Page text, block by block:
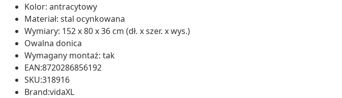
Kolor: antracytowy
Materiał: stal ocynkowana
Wymiary: 152 x 80 x 36 cm (dł. x szer. x wys.)
Owalna donica
Wymagany montaż: tak
EAN:8720286856192
SKU:318916
Brand:vidaXL